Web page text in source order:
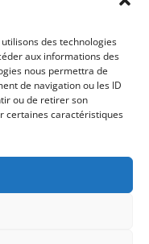
des technologies
aux informations des
nous permettra de
de navigation ou les ID
ou de retirer son
certaines caractéristiques
Envoyer